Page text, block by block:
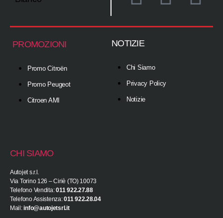
PROMOZIONI
Promo Citroën
Promo Peugeot
Citroen AMI
NOTIZIE
Chi Siamo
Privacy Policy
Notizie
CHI SIAMO
Autojet s.r.l.
Via Torino 126 – Ciriè (TO) 10073
Telefono Vendita:011 922.27.88
Telefono Assistenza:011 922.28.04
Mail:info@autojetsrl.it